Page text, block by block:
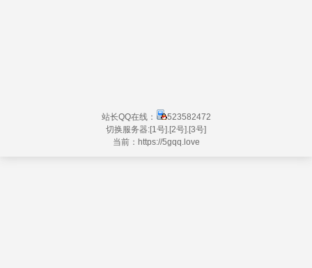
站长QQ在线：
523582472
切换服务器:[1号] [2号] [3号]
当前：https://5gqq.love